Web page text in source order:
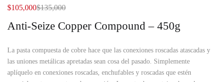
Anti-Seize Copper Compound – 450g
$105,000El
actual
$105,000.
$135,000El
original
$135,000.
La pasta compuesta de cobre hace que las conexiones roscadas atascadas y
las uniones metálicas apretadas sean cosa del pasado. Simplemente
aplíquelo en conexiones roscadas, enchufables y roscadas que estén
Recuérdame
Iniciar Sesión
Olvidaste la contraseña?